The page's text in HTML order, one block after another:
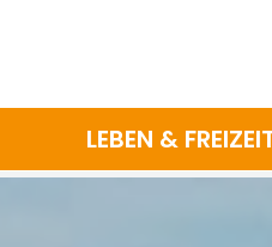
LEBEN &